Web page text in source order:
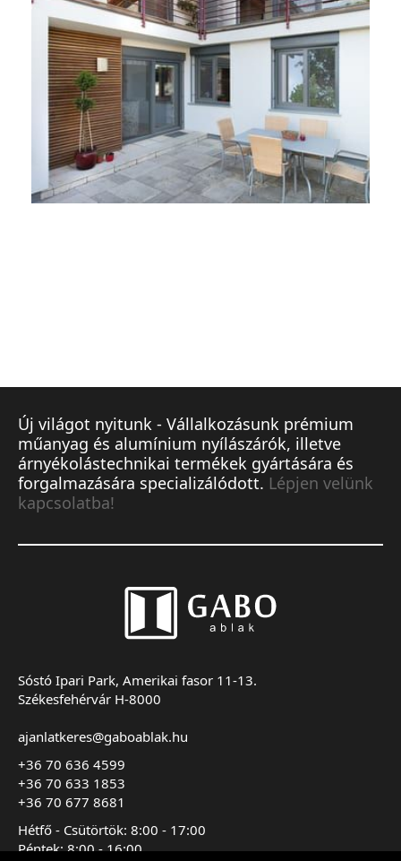
Új világot nyitunk - Vállalkozásunk prémium
műanyag és alumínium nyílászárók, illetve
árnyékolástechnikai termékek gyártására és
forgalmazására specializálódott. Lépjen velünk
kapcsolatba!
Sóstó Ipari Park, Amerikai fasor 11-13.
Székesfehérvár H-8000
ajanlatkeres@gaboablak.hu
+36 70 636 4599
+36 70 633 1853
+36 70 677 8681
Hétfő - Csütörtök: 8:00 - 17:00
Péntek: 8:00 - 16:00